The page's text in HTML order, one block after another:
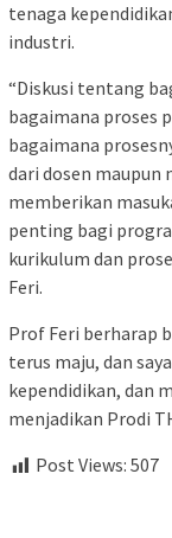
tenaga
industri.
“Diskusi tentang
bagaimana proses
bagaimana
dari dosen maupun
memberikan
penting bagi
kurikulum dan
Feri.
Prof Feri berharap
terus maju, dan
kependidikan, dan
menjadikan Prodi
Post Views: 507